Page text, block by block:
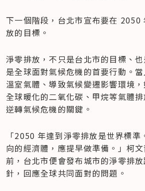
下一個階段，台北市宣布要在 2050
放的目標。
淨零排放，不只是台北市的目標、
是全球面對氣候危機的首要行動。
溫室氣體、導致氣候變遷影響環境
全球暖化的二氧化碳、甲烷等氣體
逆轉氣候危機的關鍵。
「2050 年達到淨零排放是世界標
向的經濟體，應提早做準備。」柯
前，台北市便會​​發布城市的淨零排
針，回應全球共同面對的問題。